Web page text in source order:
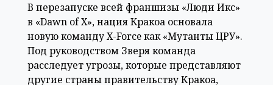
В перезапуске всей франшизы «Люди Икс»
в «Dawn of X», нация Кракоа основала
новую команду X-Force как «Мутанты ЦРУ».
Под руководством Зверя команда
расследует угрозы, которые представляют
другие страны правительству Кракоа,